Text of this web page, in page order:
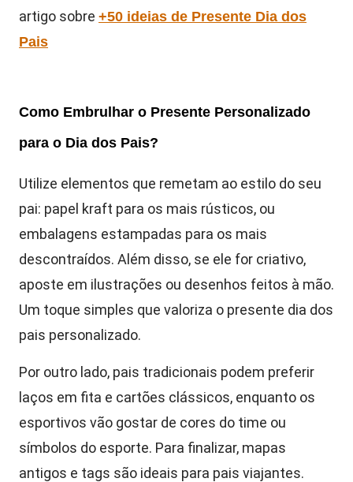
artigo sobre +50 ideias de Presente Dia dos
Pais
Como Embrulhar o Presente Personalizado
para o Dia dos Pais?
Utilize elementos que remetam ao estilo do seu
pai: papel kraft para os mais rústicos, ou
embalagens estampadas para os mais
descontraídos. Além disso, se ele for criativo,
aposte em ilustrações ou desenhos feitos à mão.
Um toque simples que valoriza o presente dia dos
pais personalizado.
Por outro lado, pais tradicionais podem preferir
laços em fita e cartões clássicos, enquanto os
esportivos vão gostar de cores do time ou
símbolos do esporte. Para finalizar, mapas
antigos e tags são ideais para pais viajantes.